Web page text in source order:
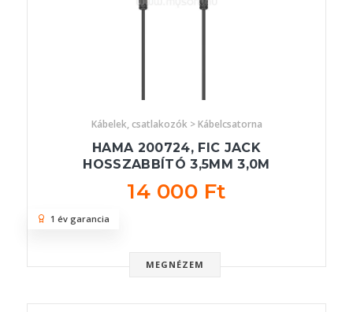
Kábelek, csatlakozók > Kábelcsatorna
HAMA 200724, FIC JACK
HOSSZABBÍTÓ 3,5MM 3,0M
14 000 Ft
MEGNÉZEM
1 év garancia